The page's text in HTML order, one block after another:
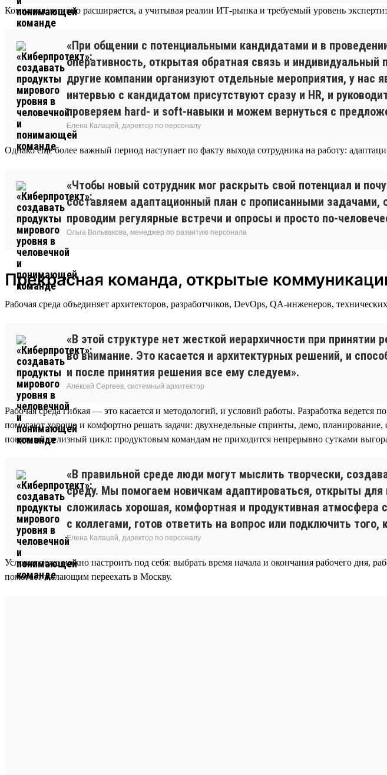
Компания активно расширяется, а учитывая реалии ИТ-рынка и требуемый уровень
«При общении с потенциальными кандидатами и в
оперативность, открытая обратная связь и
другие компании организуют отдельные мероприятия, у нас
интервью с кандидатом присутствуют сразу и HR, и
проверяем hard- и soft-навыки и можем вернуться с
Елена Калацей, директор по персоналу
Однако еще более важный период наступает по факту выхода сотрудника на работу:
«Чтобы новый сотрудник мог раскрыть свой потенциал и
составляем адаптационный план с прописанными
проводим регулярные встречи и опросы и просто по-
Ольга Вольвакова, менеджер по развитию персонала
Прекрасная команда, открытые
Рабочая среда объединяет архитекторов, разработчиков, DevOps, QA-инженеров,
«В этой структуре нет жесткой иерархичности при
во внимание. Это касается и архитектурных решений, и
и после принятия решения все ему следуем».
Алексей Сергеев, системный архитектор
Рабочая среда гибкая — это касается и методологий, и условий работы. Разработка
помогают хорошо и комфортно решать задачи: двухнедельные спринты, демо,
понятный релизный цикл: продуктовым командам не приходится непрерывно сутками
«В правильной среде люди могут мыслить творчески,
среду. Мы помогаем новичкам адаптироваться, открыты
сложилась хорошая, комфортная и продуктивная
с коллегами, готов ответить на вопрос или подключить того,
Елена Калацей, директор по персоналу
Условия тоже можно настроить под себя: выбрать время начала и окончания рабочего дня,
помогает желающим переехать в Москву.